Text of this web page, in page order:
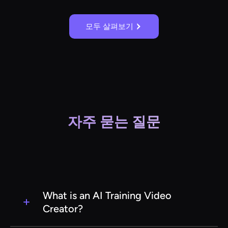
모두 살펴보기
자주 묻는 질문
What is an AI Training Video
Creator?